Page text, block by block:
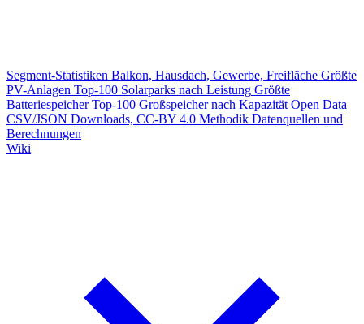
Segment-Statistiken Balkon, Hausdach, Gewerbe, Freifläche Größte
PV-Anlagen Top-100 Solarparks nach Leistung Größte
Batteriespeicher Top-100 Großspeicher nach Kapazität Open Data
CSV/JSON Downloads, CC-BY 4.0 Methodik Datenquellen und
Berechnungen
Wiki